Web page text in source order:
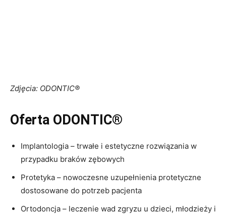
Zdjęcia: ODONTIC®
Oferta ODONTIC®
Implantologia – trwałe i estetyczne rozwiązania w
przypadku braków zębowych
Protetyka – nowoczesne uzupełnienia protetyczne
dostosowane do potrzeb pacjenta
Ortodoncja – leczenie wad zgryzu u dzieci, młodzieży i